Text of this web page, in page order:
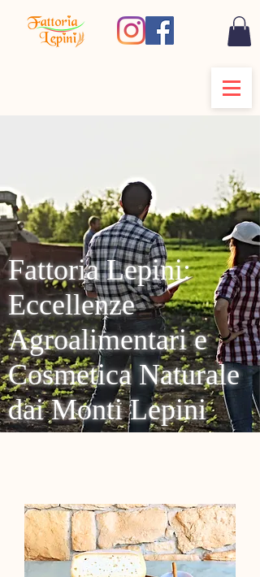
Fattoria Lepini:
Eccellenze
Agroalimentari e
Cosmetica Naturale
dai Monti Lepini